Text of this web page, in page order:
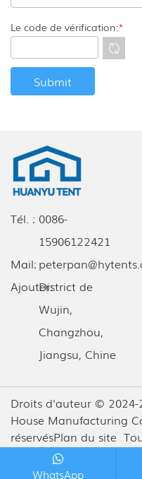
Le code de vérification:*
Ajouter:District de
Wujin,
Changzhou,
Jiangsu, Chine
Tél. : 0086-
15906122421
Mail:
Droits d'auteur © 2024-
House Manufacturing
réservésPlan du site
WhatsApp